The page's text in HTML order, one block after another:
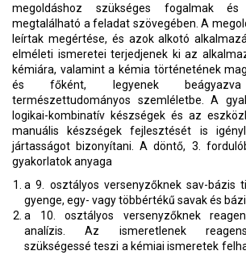
megoldáshoz szükséges fogalmak
megtalálható a feladat szövegében. A
leírtak megértése, és azok alkotó
elméleti ismeretei terjedjenek ki az
kémiára, valamint a kémia történetének
és főként, legyenek
természettudományos szemléletbe. A
logikai-kombinatív készségek és az
manuális készségek fejlesztését is
jártasságot bizonyítani. A döntő, 3.
gyakorlatok anyaga
a 9. osztályos versenyzőknek sav-bázis
gyenge, egy- vagy többértékű savak és
a 10. osztályos versenyzőknek
analízis. Az ismeretlenek
szükségessé teszi a kémiai ismeretek